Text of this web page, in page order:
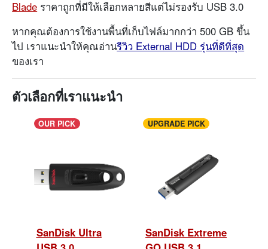
Blade ราคาถูกที่มีให้เลือกหลายสีแต่ไม่รองรับ USB 3.0
หากคุณต้องการใช้งานพื้นที่เก็บไฟล์มากกว่า 500 GB ขึ้น
ไป เราแนะนำให้คุณอ่านรีวิว External HDD รุ่นที่ดีที่สุด
ของเรา
ตัวเลือกที่เราแนะนำ
OUR PICK
SanDisk Ultra
UPGRADE PICK
SanDisk Extreme